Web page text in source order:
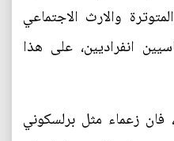
والارث الاجتماعي
انفراديين، على هذا
زعماء مثل برلسكوني